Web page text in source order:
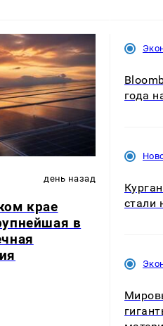
день назад
крае
в
года
стали